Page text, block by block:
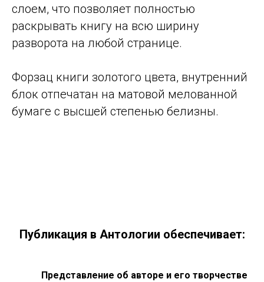
слоем, что позволяет полностью
раскрывать книгу на всю ширину
разворота на любой странице.
Форзац книги золотого цвета, внутренний
блок отпечатан на матовой мелованной
бумаге с высшей степенью белизны.
Публикация в Антологии обеспечивает:
Представление об авторе и его творчестве